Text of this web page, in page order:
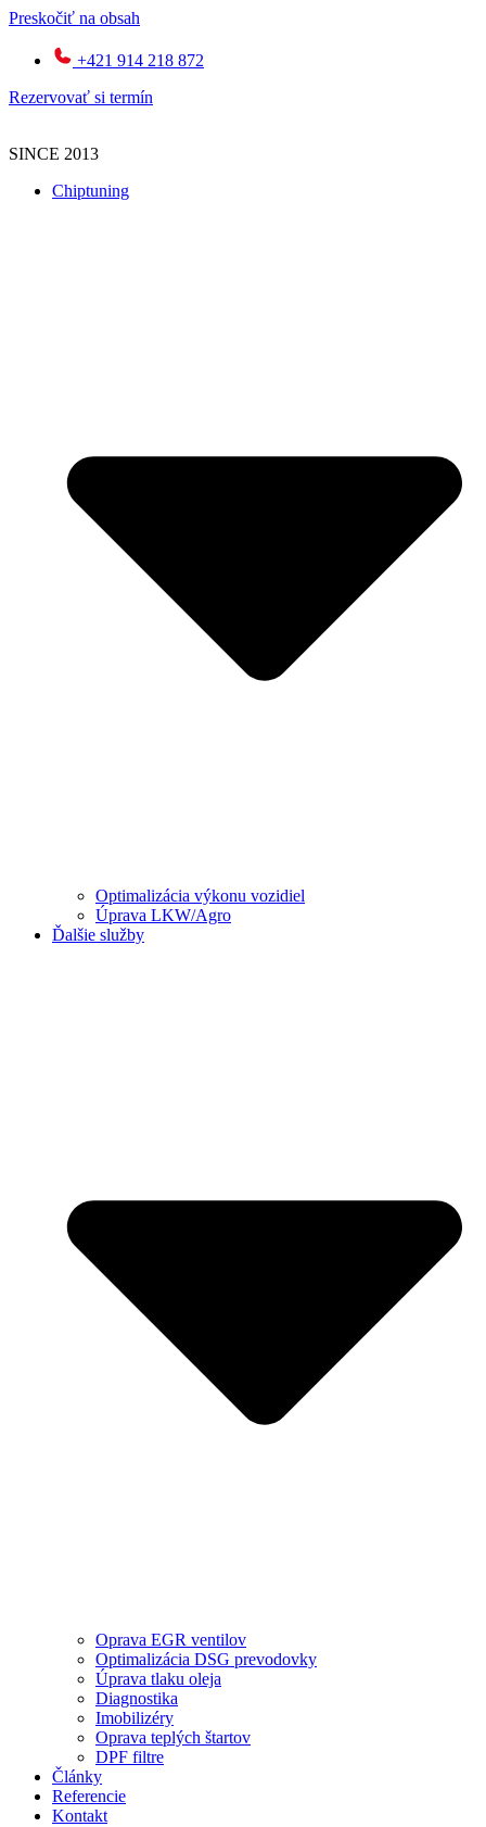
Preskočiť na obsah
+421 914 218 872
Rezervovať si termín
SINCE 2013
Chiptuning
Optimalizácia výkonu vozidiel
Úprava LKW/Agro
Ďalšie služby
Oprava EGR ventilov
Optimalizácia DSG prevodovky
Úprava tlaku oleja
Diagnostika
Imobilizéry
Oprava teplých štartov
DPF filtre
Články
Referencie
Kontakt